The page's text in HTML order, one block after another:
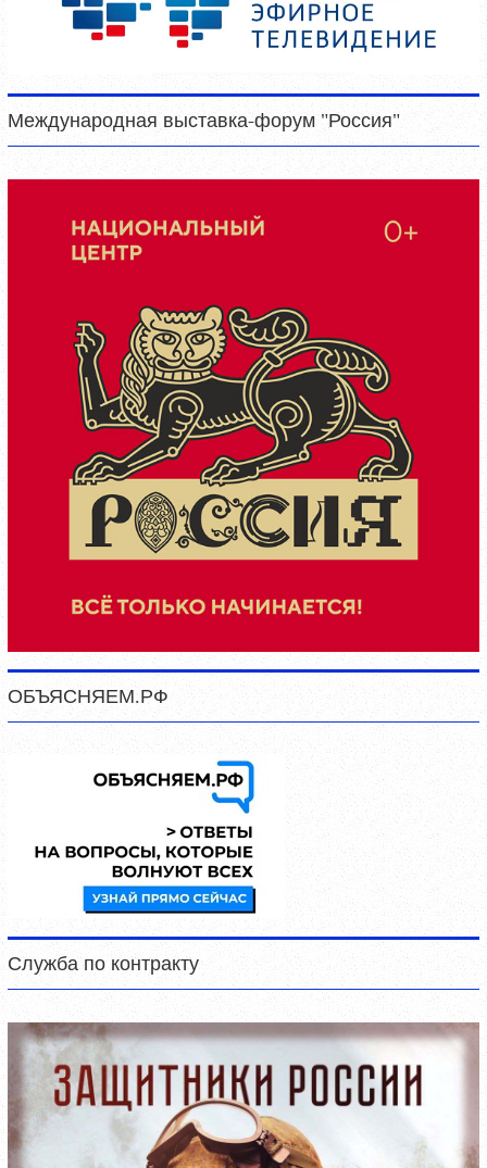
Международная выставка-форум "Россия"
ОБЪЯСНЯЕМ.РФ
Служба по контракту